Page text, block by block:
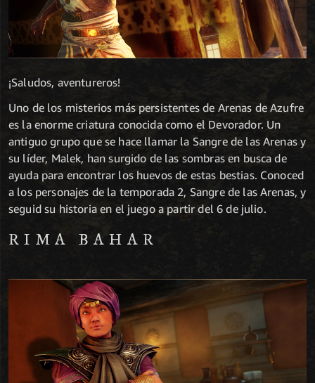
¡Saludos, aventureros!
Uno de los misterios más persistentes de Arenas de Azufre
es la enorme criatura conocida como el Devorador. Un
antiguo grupo que se hace llamar la Sangre de las Arenas y
su líder, Malek, han surgido de las sombras en busca de
ayuda para encontrar los huevos de estas bestias. Conoced
a los personajes de la temporada 2, Sangre de las Arenas, y
seguid su historia en el juego a partir del 6 de julio.
RIMA BAHAR